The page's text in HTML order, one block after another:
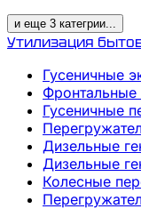
и еще 3 категрии...
Утилизация
Гусеничные
Фронтальные
Гусеничные
Дизельные
Дизельные
Колесные